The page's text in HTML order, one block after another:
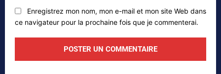
Enregistrez mon nom, mon e-mail et mon site Web dans
ce navigateur pour la prochaine fois que je commenterai.